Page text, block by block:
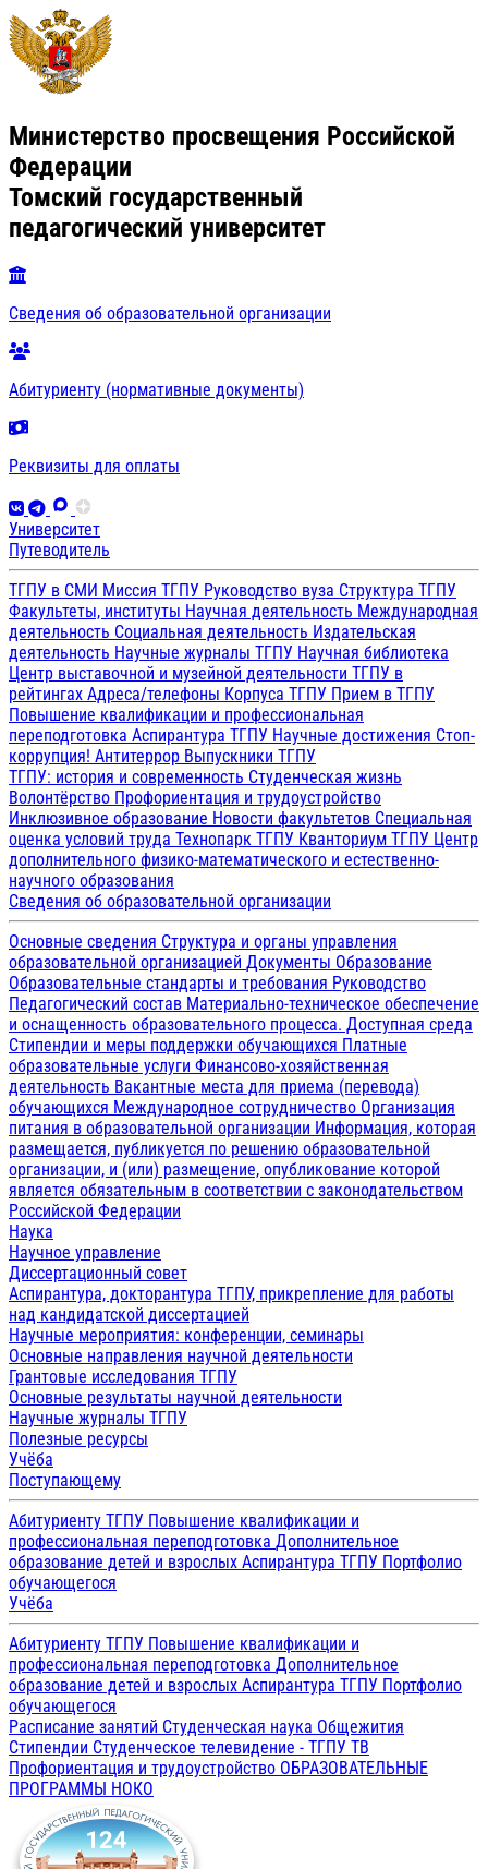
Министерство просвещения Российской
Федерации
Томский государственный
педагогический университет
Сведения об образовательной организации
Абитуриенту (нормативные документы)
Реквизиты для оплаты
Университет
Путеводитель
ТГПУ в СМИ Миссия ТГПУ Руководство вуза Структура ТГПУ
Факультеты, институты Научная деятельность Международная
деятельность Социальная деятельность Издательская
деятельность Научные журналы ТГПУ Научная библиотека
Центр выставочной и музейной деятельности ТГПУ в
рейтингах Адреса/телефоны Корпуса ТГПУ Прием в ТГПУ
Повышение квалификации и профессиональная
переподготовка Аспирантура ТГПУ Научные достижения Стоп-
коррупция! Антитеррор Выпускники ТГПУ
ТГПУ: история и современность Студенческая жизнь
Волонтёрство Профориентация и трудоустройство
Инклюзивное образование Новости факультетов Специальная
оценка условий труда Технопарк ТГПУ Кванториум ТГПУ Центр
дополнительного физико-математического и естественно-
научного образования
Сведения об образовательной организации
Основные сведения Структура и органы управления
образовательной организацией Документы Образование
Образовательные стандарты и требования Руководство
Педагогический состав Материально-техническое обеспечение
и оснащенность образовательного процесса. Доступная среда
Стипендии и меры поддержки обучающихся Платные
образовательные услуги Финансово-хозяйственная
деятельность Вакантные места для приема (перевода)
обучающихся Международное сотрудничество Организация
питания в образовательной организации Информация, которая
размещается, публикуется по решению образовательной
организации, и (или) размещение, опубликование которой
является обязательным в соответствии с законодательством
Российской Федерации
Наука
Научное управление
Диссертационный совет
Аспирантура, докторантура ТГПУ, прикрепление для работы
над кандидатской диссертацией
Научные мероприятия: конференции, семинары
Основные направления научной деятельности
Грантовые исследования ТГПУ
Основные результаты научной деятельности
Научные журналы ТГПУ
Полезные ресурсы
Учёба
Поступающему
Абитуриенту ТГПУ Повышение квалификации и
профессиональная переподготовка Дополнительное
образование детей и взрослых Аспирантура ТГПУ Портфолио
обучающегося
Учёба
Абитуриенту ТГПУ Повышение квалификации и
профессиональная переподготовка Дополнительное
образование детей и взрослых Аспирантура ТГПУ Портфолио
обучающегося
Расписание занятий Студенческая наука Общежития
Стипендии Студенческое телевидение - ТГПУ ТВ
Профориентация и трудоустройство ОБРАЗОВАТЕЛЬНЫЕ
ПРОГРАММЫ НОКО